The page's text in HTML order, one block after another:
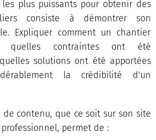
les plus puissants pour obtenir des
consiste à démontrer son
Expliquer comment un chantier
quelles contraintes ont été
solutions ont été apportées
la crédibilité d'un
de contenu, que ce soit sur son site
permet de :